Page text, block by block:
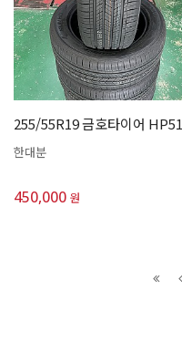
255/55R19 금호타이어 HP51
한대분
450,000 원